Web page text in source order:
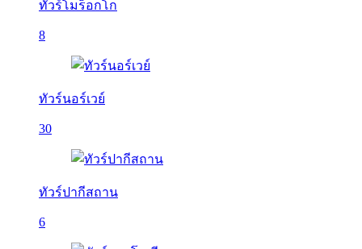
ทัวร์โมร็อกโก
8
ทัวร์นอร์เวย์
30
ทัวร์ปากีสถาน
6